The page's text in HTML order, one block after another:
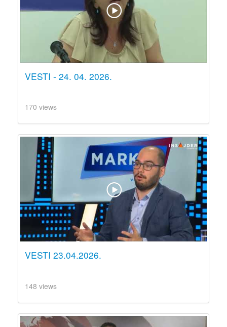
VESTI - 24. 04. 2026.
170 views
VESTI 23.04.2026.
148 views